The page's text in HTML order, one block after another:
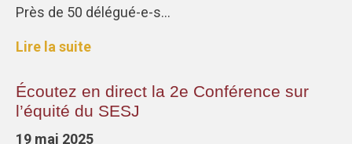
Près de 50 délégué-e-s…
Lire la suite
Écoutez en direct la 2e Conférence sur
l’équité du SESJ
19 mai 2025